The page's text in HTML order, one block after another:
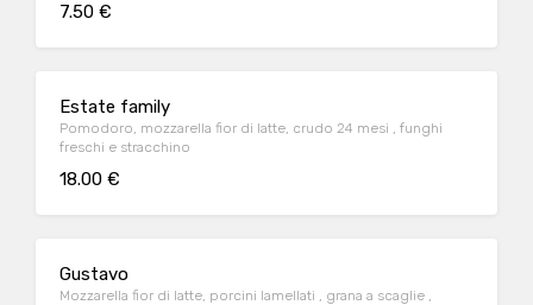
7.50 €
Estate family
Pomodoro, mozzarella fior di latte, crudo 24 mesi , funghi
freschi e stracchino
18.00 €
Gustavo
Mozzarella fior di latte, porcini lamellati , grana a scaglie ,